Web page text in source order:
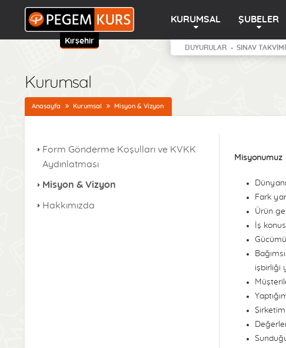
Kırşehir
KURUMSAL ŞUBELER
DUYURULAR SINAV TAKVİMİ
Kurumsal
Anasayfa Kurumsal Misyon & Vizyon
Form Gönderme Koşulları ve KVKK
Aydınlatması
Misyon & Vizyon
Hakkımızda
Misyonumuz
Fark
Ürün
İş
işbirliği